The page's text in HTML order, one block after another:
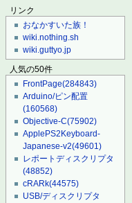
リンク
おなかすいた族！
wiki.nothing.sh
wiki.guttyo.jp
人気の50件
FrontPage(284843)
Arduino/ピン配置
(160568)
Objective-C(75902)
ApplePS2Keyboard-
Japanese-v2(49601)
レポートディスクリプタ
(48852)
cRARk(44575)
USB/ディスクリプタ